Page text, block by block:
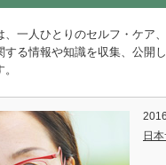
、一人ひとりのセルフ・ケア
する情報や知識を収集、公開
日